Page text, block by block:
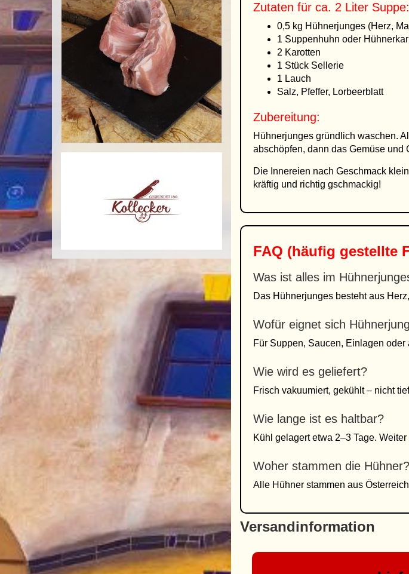
Zutaten für ca. 2 Liter Suppe:
0,5 kg Hühnerjunges (Herz,
1 Suppenhuhn oder
2 Karotten
1 Stück Sellerie
1 Lauch
Salz, Pfeffer, Lorbeerblatt
Zubereitung:
Hühnerjunges gründlich waschen.
abschöpfen, dann das Gemüse
Die Innereien nach Geschmack
kräftig und richtig gschmackig!
FAQ (häufig gestellte
Was ist alles im
Das Hühnerjunges besteht aus
Wofür eignet sich
Für Suppen, Saucen, Einlagen
Wie wird es geliefert?
Frisch vakuumiert, gekühlt – nicht
Wie lange ist es haltbar?
Kühl gelagert etwa 2–3 Tage.
Woher stammen die Hühner?
Alle Hühner stammen aus
Versandinformation